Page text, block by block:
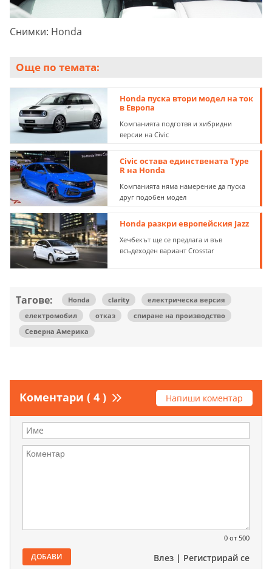
Снимки: Honda
Още по темата:
Honda пуска втори модел на ток
в Европа
Компанията подготвя и хибридни
версии на Civic
Civic остава единствената Type
R на Honda
Компанията няма намерение да пуска
друг подобен модел
Honda разкри европейския Jazz
Хечбекът ще се предлага и във
всъдеходен вариант Crosstar
Тагове: Honda clarity
електрическа версия
електромобил
отказ
спиране на производство
Северна Америка
Коментари ( 4 ) Напиши коментар
0 от 500
ДОБАВИ Влез | Регистрирай се